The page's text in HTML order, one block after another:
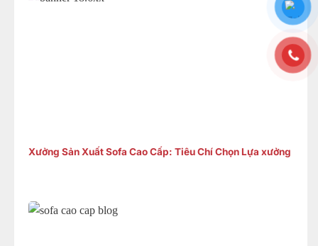
Xưởng Sản Xuất Sofa Cao Cấp: Tiêu Chí Chọn Lựa xưởng